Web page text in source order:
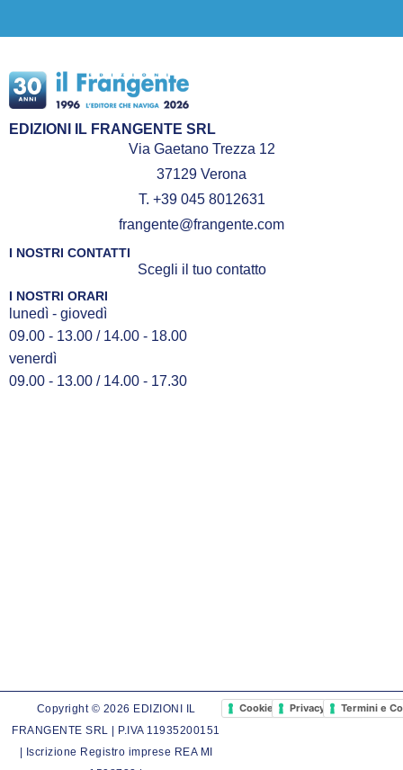
EDIZIONI IL FRANGENTE SRL
Via Gaetano Trezza 12
37129 Verona
T. +39 045 8012631
frangente@frangente.com
I NOSTRI CONTATTI
Scegli il tuo contatto
I NOSTRI ORARI
lunedì - giovedì
09.00 - 13.00 / 14.00 - 18.00
venerdì
09.00 - 13.00 / 14.00 - 17.30
Copyright © 2026 EDIZIONI IL
FRANGENTE SRL | P.IVA 11935200151
| Iscrizione Registro imprese REA MI
Cookie PolicyPrivacy PolicyTermini e